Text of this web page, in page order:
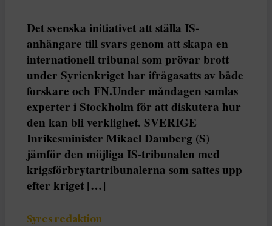
Det svenska initiativet att ställa IS-
anhängare till svars genom att skapa en
internationell tribunal som prövar brott
under Syrienkriget har ifrågasatts av både
forskare och FN.Under måndagen samlas
experter i Stockholm för att diskutera hur
den kan bli verklighet. SVERIGE
Inrikesminister Mikael Damberg (S)
jämför den möjliga IS-tribunalen med
krigsförbrytartribunalerna som sattes upp
efter kriget […]
Syres redaktion